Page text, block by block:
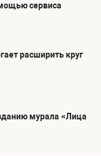
сервиса
расширить круг
мурала «Лица